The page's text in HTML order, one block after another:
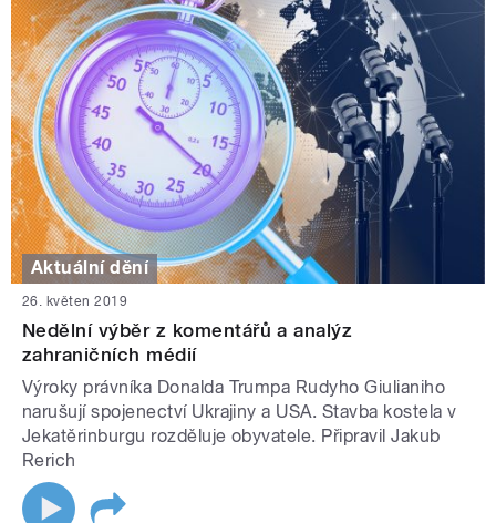
Aktuální dění
26. květen 2019
Nedělní výběr z komentářů a analýz
zahraničních médií
Výroky právníka Donalda Trumpa Rudyho Giulianiho
narušují spojenectví Ukrajiny a USA. Stavba kostela v
Jekatěrinburgu rozděluje obyvatele. Připravil Jakub
Rerich